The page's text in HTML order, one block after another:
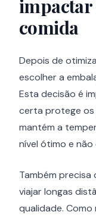
impactar
comida
Depois de
escolher a
Esta decisão é
certa protege
mantém a
nível ótimo e não
Também
viajar longas
qualidade.